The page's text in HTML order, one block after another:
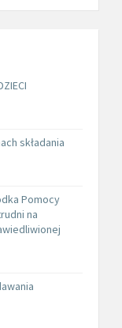
składania
Pomocy
na